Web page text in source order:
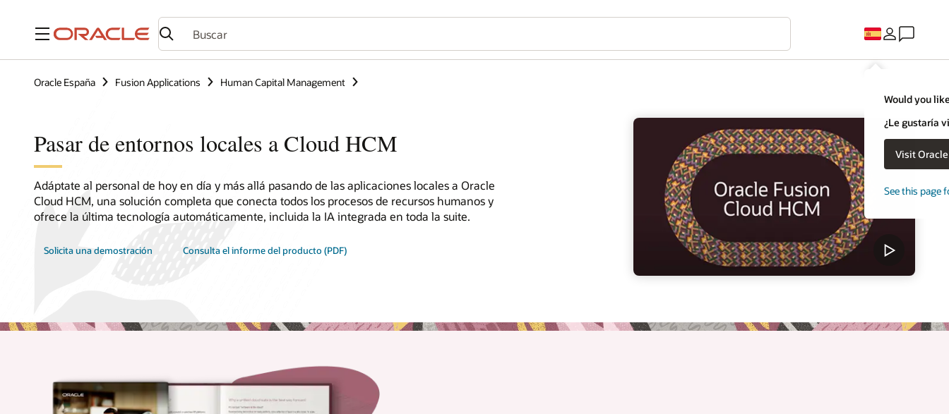
Menú
Would you
¿Le gustaría
Visit
See this page
Oracle España Fusion Applications Human Capital Management
Pasar de entornos locales a Cloud HCM
Adáptate al personal de hoy en día y más allá pasando de las aplicaciones locales a Oracle
Cloud HCM, una solución completa que conecta todos los procesos de recursos humanos y
ofrece la última tecnología automáticamente, incluida la IA integrada en toda la suite.
Solicita una demostración Consulta el informe del producto (PDF)